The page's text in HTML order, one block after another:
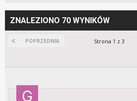
ZNALEZIONO 70 WYNIKÓW
POPRZEDNIA Strona 1 z 3